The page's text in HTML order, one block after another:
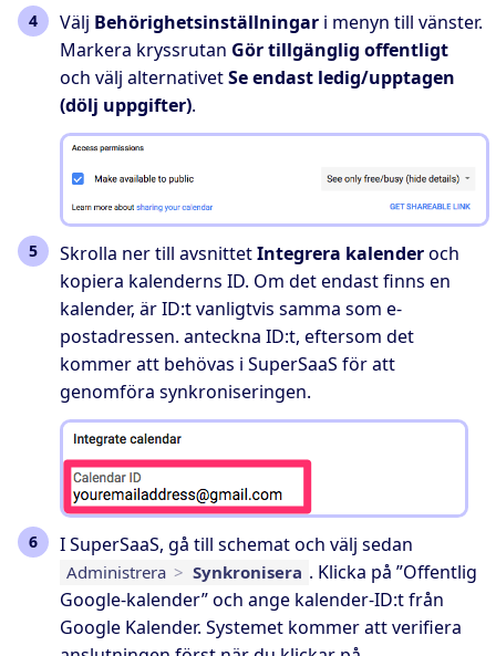
Välj Behörighetsinställningari menyn till vänster.
Markera kryssrutan Gör tillgänglig offentligt
och välj alternativetSe endast ledig/upptagen
(dölj uppgifter).
Skrolla ner till avsnittetIntegrera kalenderoch
kopiera kalenderns ID. Om det endast finns en
kalender, är ID:t vanligtvis samma som e-
postadressen. anteckna ID:t, eftersom det
kommer att behövas i SuperSaaS för att
genomföra synkroniseringen.
I SuperSaaS, gå till schemat och välj sedan
Administrera > Synkronisera . Klicka på ”Offentlig
Google-kalender” och ange kalender-ID:t från
Google Kalender. Systemet kommer att verifiera